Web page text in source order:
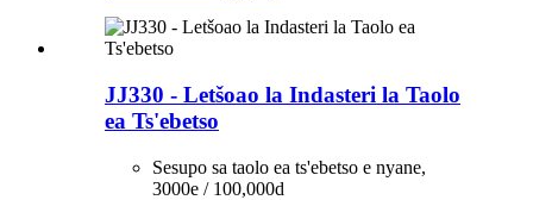
JJ330 - Letšoao la Indasteri la Taolo
ea Ts'ebetso
Sesupo sa taolo ea ts'ebetso e nyane,
3000e / 100,000d